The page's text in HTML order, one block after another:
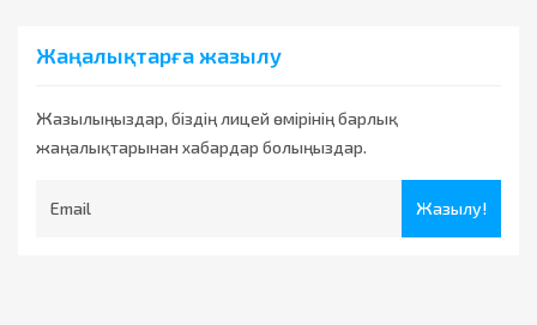
Жаңалықтарға жазылу
Жазылыңыздар, біздің лицей өмірінің барлық
жаңалықтарынан хабардар болыңыздар.
Жазылу!